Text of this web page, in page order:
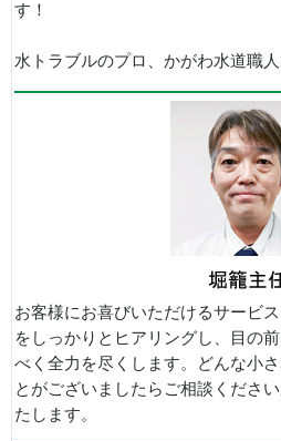
す！
水トラブルのプロ、かがわ水道職
お客様にお喜びいただけるサービ
をしっかりとヒアリングし、目の
べく全力を尽くします。どんな小
とがございましたらご相談くださ
たします。